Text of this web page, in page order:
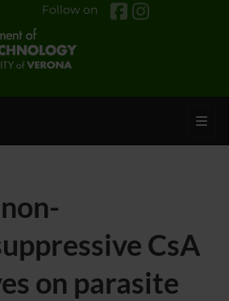
Follow on
CsA
on parasite